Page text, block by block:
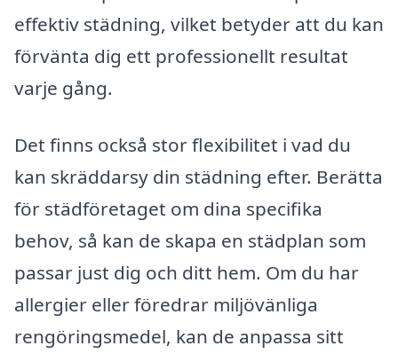
effektiv städning, vilket betyder att du kan
förvänta dig ett professionellt resultat
varje gång.
Det finns också stor flexibilitet i vad du
kan skräddarsy din städning efter. Berätta
för städföretaget om dina specifika
behov, så kan de skapa en städplan som
passar just dig och ditt hem. Om du har
allergier eller föredrar miljövänliga
rengöringsmedel, kan de anpassa sitt